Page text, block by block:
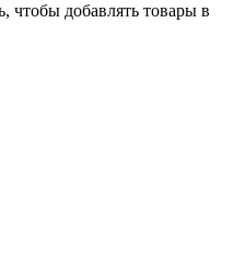
чтобы добавлять товары в